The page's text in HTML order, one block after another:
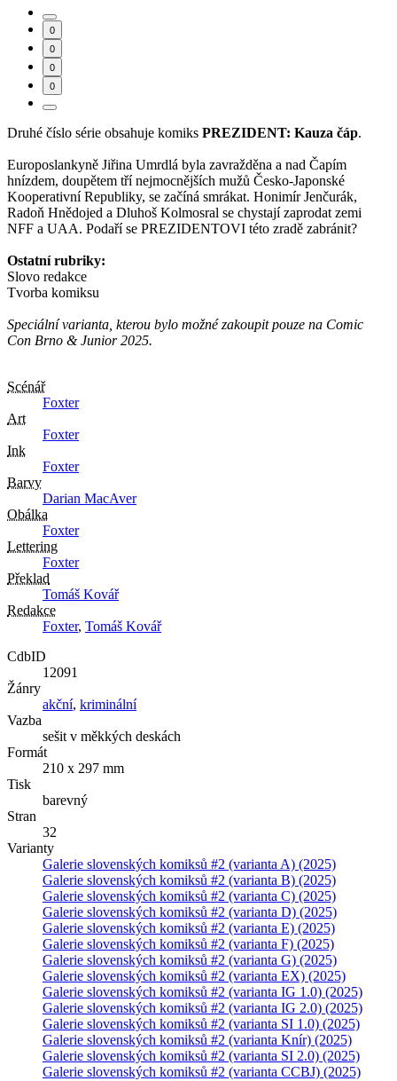
0
0
0
0
Druhé číslo série obsahuje komiks PREZIDENT: Kauza čáp.
Europoslankyně Jiřina Umrdlá byla zavražděna a nad Čapím
hnízdem, doupětem tří nejmocnějších mužů Česko-Japonské
Kooperativní Republiky, se začíná smrákat. Honimír Jenčurák,
Radoň Hnědojed a Dluhoš Kolmosral se chystají zaprodat zemi
NFF a UAA. Podaří se PREZIDENTOVI této zradě zabránit?
Ostatní rubriky:
Slovo redakce
Tvorba komiksu
Speciální varianta, kterou bylo možné zakoupit pouze na Comic
Con Brno & Junior 2025.
Scénář
Foxter
Art
Foxter
Ink
Foxter
Barvy
Darian MacAver
Obálka
Foxter
Lettering
Foxter
Překlad
Tomáš Kovář
Redakce
Foxter, Tomáš Kovář
CdbID
12091
Žánry
akční, kriminální
Vazba
sešit v měkkých deskách
Formát
210 x 297 mm
Tisk
barevný
Stran
32
Varianty
Galerie slovenských komiksů #2 (varianta A) (2025)
Galerie slovenských komiksů #2 (varianta B) (2025)
Galerie slovenských komiksů #2 (varianta C) (2025)
Galerie slovenských komiksů #2 (varianta D) (2025)
Galerie slovenských komiksů #2 (varianta E) (2025)
Galerie slovenských komiksů #2 (varianta F) (2025)
Galerie slovenských komiksů #2 (varianta G) (2025)
Galerie slovenských komiksů #2 (varianta EX) (2025)
Galerie slovenských komiksů #2 (varianta IG 1.0) (2025)
Galerie slovenských komiksů #2 (varianta IG 2.0) (2025)
Galerie slovenských komiksů #2 (varianta SI 1.0) (2025)
Galerie slovenských komiksů #2 (varianta Knír) (2025)
Galerie slovenských komiksů #2 (varianta SI 2.0) (2025)
Galerie slovenských komiksů #2 (varianta CCBJ) (2025)